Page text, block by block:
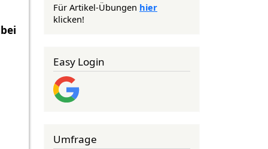
Für Artikel-Übungen hier
klicken!
Easy Login
Umfrage